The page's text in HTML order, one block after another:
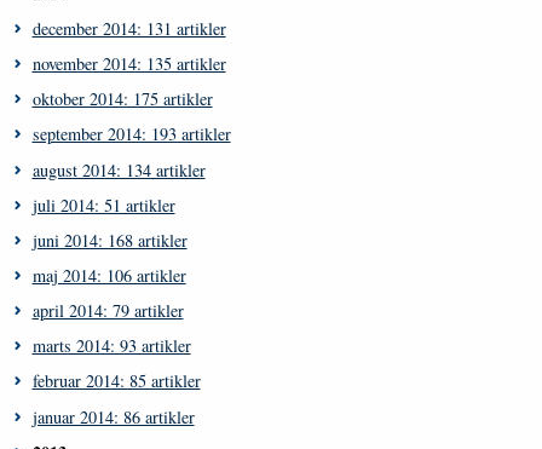
december 2014: 131 artikler
november 2014: 135 artikler
oktober 2014: 175 artikler
september 2014: 193 artikler
august 2014: 134 artikler
juli 2014: 51 artikler
juni 2014: 168 artikler
maj 2014: 106 artikler
april 2014: 79 artikler
marts 2014: 93 artikler
februar 2014: 85 artikler
januar 2014: 86 artikler